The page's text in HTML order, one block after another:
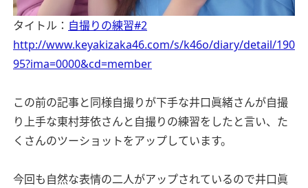
タイトル： 自撮りの練習#2
http://www.keyakizaka46.com/s/k46o/diary/detail/190
95?ima=0000&cd=member
この前の記事と同様自撮りが下手な井口眞緒さんが自撮
り上手な東村芽依さんと自撮りの練習をしたと言い、た
くさんのツーショットをアップしています。
今回も自然な表情の二人がアップされているので井口眞